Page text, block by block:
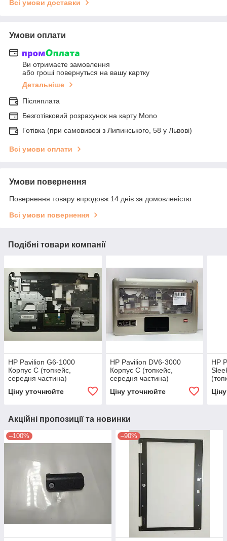
Всі умови доставки
Умови оплати
Ви отримаєте замовлення
або гроші повернуться на вашу картку
Детальніше
Післяплата
Безготівковий розрахунок на карту Mono
Готівка (при самовивозі з Липинського, 58 у Львові)
Всі умови оплати
Умови повернення
Повернення товару впродовж 14 днів за домовленістю
Всі умови повернення
Подібні товари компанії
HP Pavilion G6-1000
Корпус C (топкейс,
середня частина)
001 32R15TATP00) бу
Ціну уточнюйте
HP Pavilion DV6-3000
Корпус C (топкейс,
середня частина)
Ціну уточнюйте
HP
Акційні пропозиції та новинки
–100% –90%